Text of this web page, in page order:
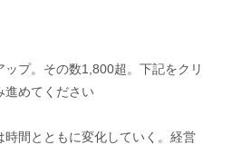
プ。その数1,800超。下記をクリ
進めてください
間とともに変化していく。経営